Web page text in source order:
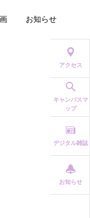
お知らせ
アクセス
キャンパスマ
ップ
デジタル雑誌
お知らせ